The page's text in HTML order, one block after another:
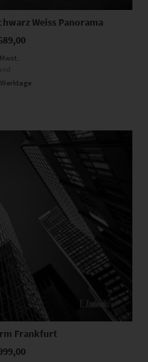
Weiss Panorama
Optionen können auf der Produktseite gewählt werden
Frankfurt